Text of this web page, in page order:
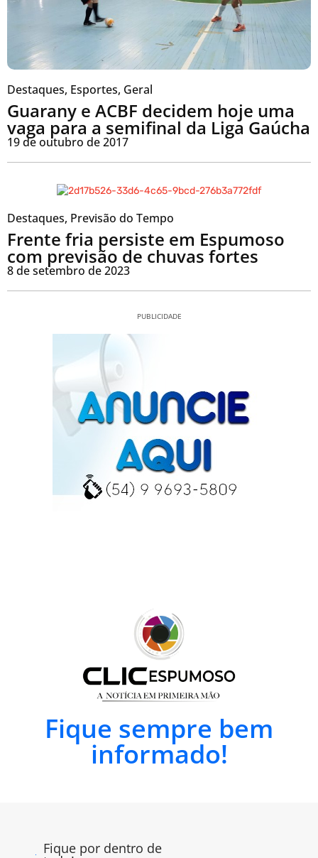
Destaques, Esportes, Geral
Guarany e ACBF decidem hoje uma
vaga para a semifinal da Liga Gaúcha
19 de outubro de 2017
Destaques, Previsão do Tempo
Frente fria persiste em Espumoso
com previsão de chuvas fortes
8 de setembro de 2023
PUBLICIDADE
Fique sempre bem
informado!
Fique por dentro de